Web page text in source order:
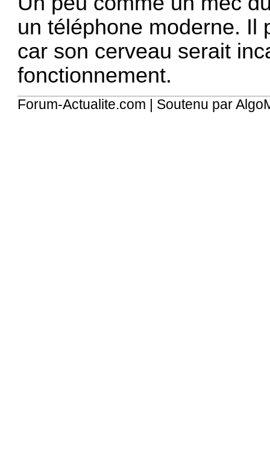
un téléphone moderne. Il
car son cerveau serait
fonctionnement.
Forum-Actualite.com | Soutenu par